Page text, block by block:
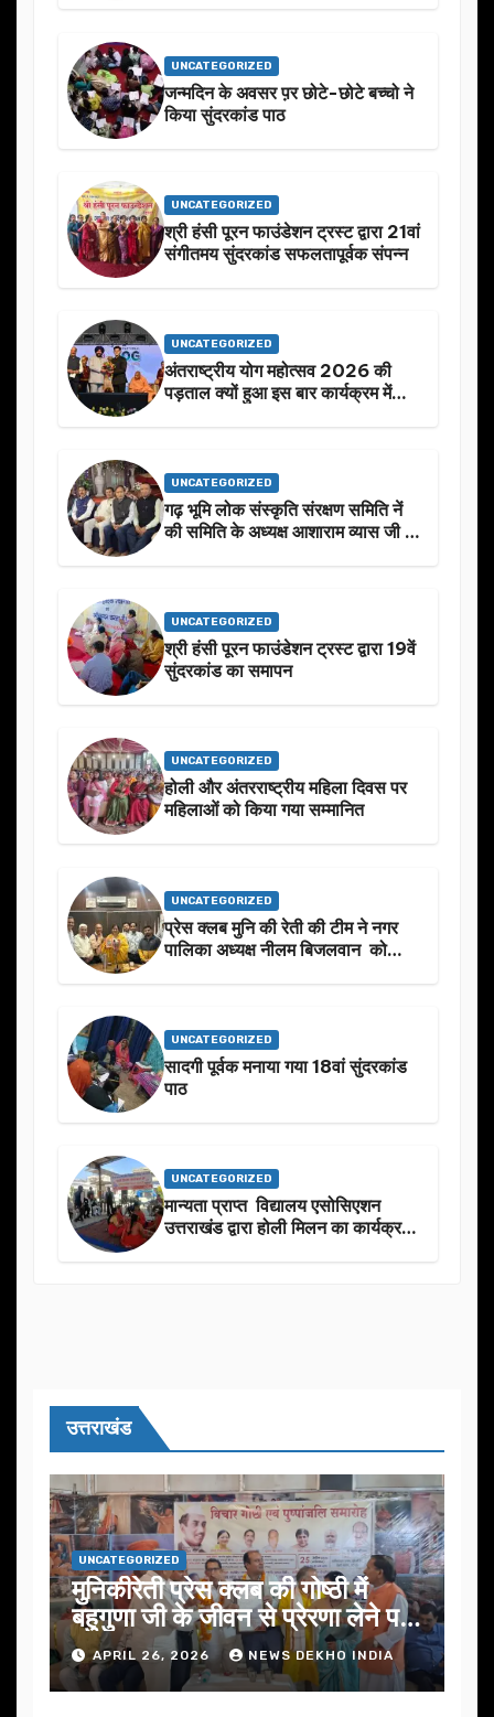
UNCATEGORIZED
जन्मदिन के अवसर प़र छोटे-छोटे बच्चो ने
किया सुंदरकांड पाठ
UNCATEGORIZED
श्री हंसी पूरन फाउंडेशन ट्रस्ट द्वारा 21वां
संगीतमय सुंदरकांड सफलतापूर्वक संपन्न
UNCATEGORIZED
अंतराष्ट्रीय योग महोत्सव 2026 की
पड़ताल क्यों हुआ इस बार कार्यक्रम में
UNCATEGORIZED
गढ़ भूमि लोक संस्कृति संरक्षण समिति नें
की समिति के अध्यक्ष आशाराम व्यास जी के
UNCATEGORIZED
श्री हंसी पूरन फाउंडेशन ट्रस्ट द्वारा 19वें
सुंदरकांड का समापन
UNCATEGORIZED
होली और अंतरराष्ट्रीय महिला दिवस पर
महिलाओं को किया गया सम्मानित
UNCATEGORIZED
प्रेस क्लब मुनि की रेती की टीम ने नगर
पालिका अध्यक्ष नीलम बिजलवान को
UNCATEGORIZED
सादगी पूर्वक मनाया गया 18वां सुंदरकांड
पाठ
UNCATEGORIZED
मान्यता प्राप्त विद्यालय एसोसिएशन
उत्तराखंड द्वारा होली मिलन का कार्यक्रम
उत्तराखंड
UNCATEGORIZED
मुनिकीरेती प्रेस क्लब की गोष्ठी में
बहुगुणा जी के जीवन से प्रेरणा लेने पर
जोरAPRIL 26, 2026 NEWS DEKHO INDIA